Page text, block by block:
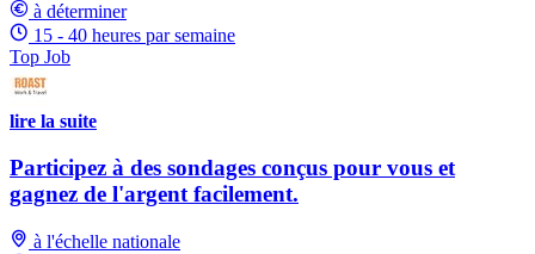
à déterminer
15 - 40 heures par semaine
Top Job
lire la suite
Participez à des sondages conçus pour vous et
gagnez de l'argent facilement.
à l'échelle nationale